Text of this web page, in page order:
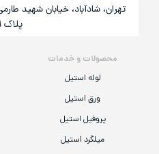
محصولات و خدمات
لوله استیل
ورق استیل
پروفیل استیل
میلگرد استیل
پلاک ۱۰۱